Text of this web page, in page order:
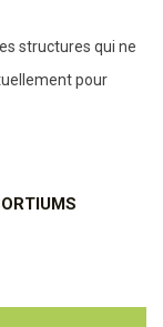
structures qui ne
pour